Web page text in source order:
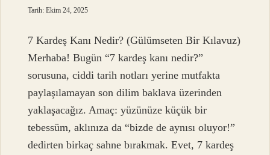
Tarih: Ekim 24, 2025
7 Kardeş Kanı Nedir? (Gülümseten Bir Kılavuz)
Merhaba! Bugün “7 kardeş kanı nedir?”
sorusuna, ciddi tarih notları yerine mutfakta
paylaşılamayan son dilim baklava üzerinden
yaklaşacağız. Amaç: yüzünüze küçük bir
tebessüm, aklınıza da “bizde de aynısı oluyor!”
dedirten birkaç sahne bırakmak. Evet, 7 kardeş